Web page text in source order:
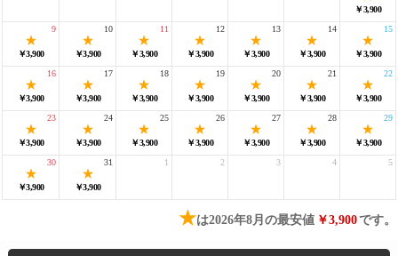
￥3,900
￥3,900
9
￥3,900
10
￥3,900
11
￥3,900
12
￥3,900
13
￥3,900
14
￥3,900
15
￥3,900
16
￥3,900
17
￥3,900
18
￥3,900
19
￥3,900
20
￥3,900
21
￥3,900
22
￥3,900
23
￥3,900
24
￥3,900
25
￥3,900
26
￥3,900
27
￥3,900
28
￥3,900
29
￥3,900
30
￥3,900
31 1 2 3 4 5
★は2026年8月の最安値 ￥3,900です。